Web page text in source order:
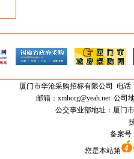
厦门市华沧采购招标有限公司
电话
邮箱： xmhccg@yeah.net公司地
公交事业部地址：厦门
备案
您是本站第